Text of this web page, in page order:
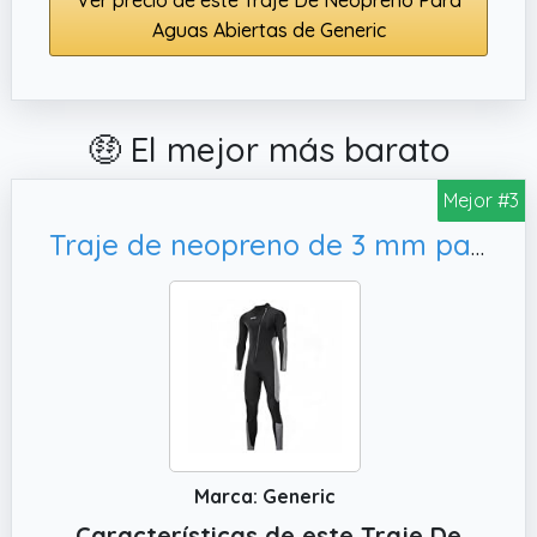
Aguas Abiertas de Generic
🤑 El mejor más barato
Mejor #3
Traje de neopreno de 3 mm para hombre, talla S
Marca: Generic